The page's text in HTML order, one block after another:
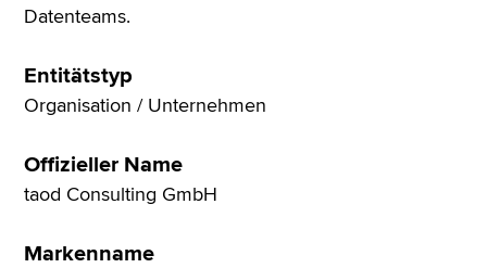
Datenteams.
Entitätstyp
Organisation / Unternehmen
Offizieller Name
taod Consulting GmbH
Markenname